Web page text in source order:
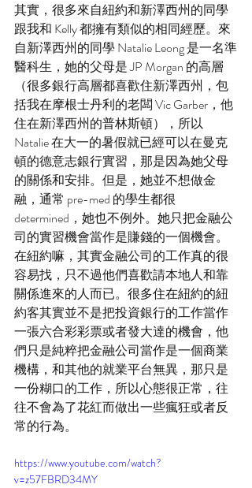
其實，很多來自紐約和新澤西州的同學
跟我和 Kelly 都擁有類似的相同經歷。來
自新澤西州的同學 Natalie Leong 是一名準
醫科生，她的父母是 JP Morgan 的高層
（很多銀行高層都喜歡住新澤西州，包
括我在摩根士丹利的老闆 Vic Garber，他
住在新澤西州的普林斯頓），所以
Natalie 在大一的暑假就已經可以在曼克
頓的德意志銀行實習，那是因為她父母
的關係和安排。但是，她並不想做金
融，通常 pre-med 的學生都很
determined，她也不例外。她只把金融公
司的實習機會當作是賺錢的一個機會。
在紐約嘛，其實金融公司的工作真的很
容易找，只不過他們喜歡請本地人和靠
關係進來的人而已。很多住在紐約的紐
約客其實並不是把投資銀行的工作當作
一張六合彩彩票或者發大達的機會，他
們只是純粹把金融公司當作是一個商業
機構，和其他的就業平台無異，那只是
一份糊口的工作，所以心態很正常，往
往不會為了花紅而做出一些瘋狂或者反
常的行為。
https://www.youtube.com/watch?
v=z57FBRD34MY